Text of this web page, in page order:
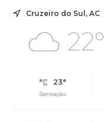
Cruzeiro do Sul, AC
22°
23°
Sensação